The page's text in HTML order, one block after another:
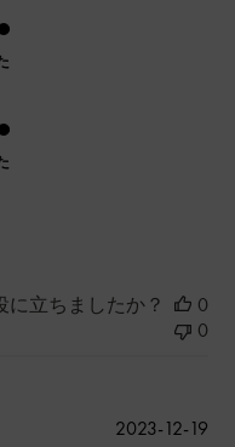
に立ちましたか？
0
0
公
2023-12-19